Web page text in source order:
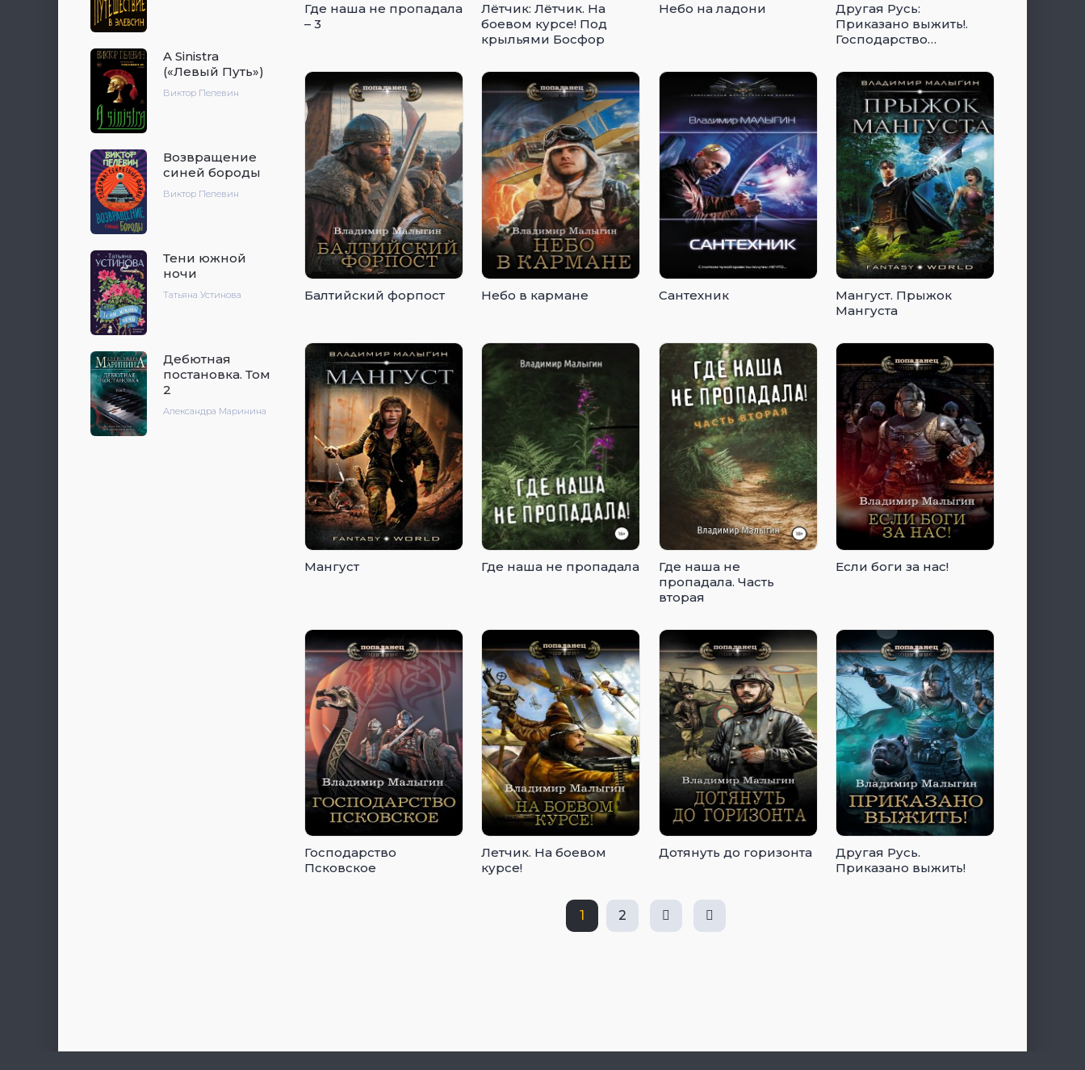
A Sinistra
(«Левый Путь»)
Виктор Пелевин
Возвращение
синей бороды
Виктор Пелевин
Тени южной
ночи
Татьяна Устинова
Дебютная
постановка. Том
2
Александра Маринина
Где наша не пропадала
– 3
Лётчик: Лётчик. На
боевом курсе! Под
крыльями Босфор
Небо на ладони
Другая Русь:
Приказано выжить!.
Господарство
за нас!
Балтийский форпост Небо в кармане Сантехник
Мангуст. Прыжок
Мангуста
Мангуст Где наша не пропадала
Где наша не
пропадала. Часть
вторая
Если боги за нас!
Господарство
Псковское
Летчик. На боевом
курсе!
Дотянуть до горизонта
Другая Русь.
Приказано выжить!
1 2